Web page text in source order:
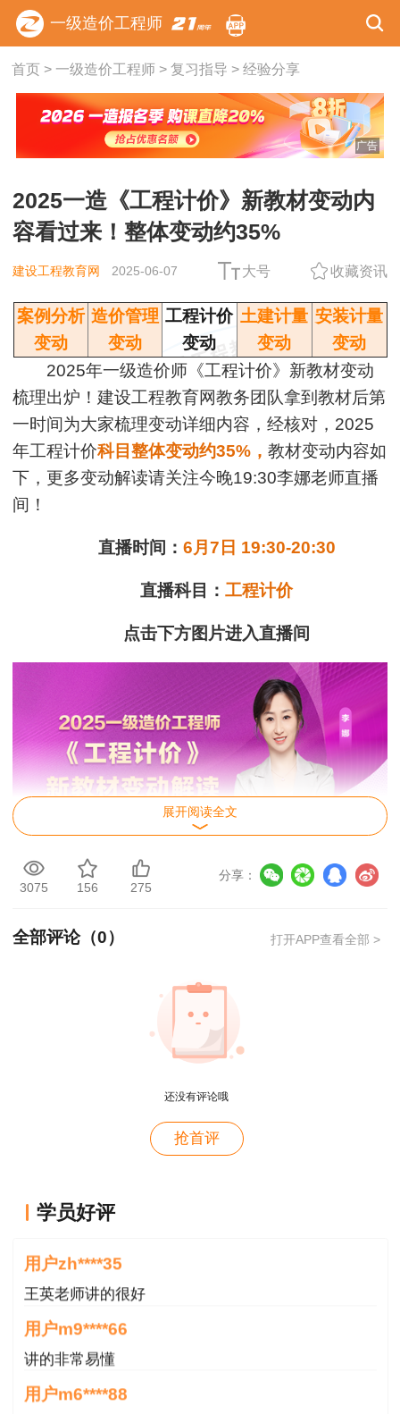
一级造价工程师
首页> 一级造价工程师> 复习指导 > 经验分享
广告
2025一造《工程计价》新教材变动内
容看过来！整体变动约35%
建设工程教育网 2025-06-07 大号 收藏资讯
案例分析
变动
造价管理
变动
工程计价
变动
土建计量
变动
安装计量
变动
2025年一级造价师《工程计价》新教材变动
梳理出炉！建设工程教育网教务团队拿到教材后第
一时间为大家梳理变动详细内容，经核对，2025
年工程计价科目整体变动约35%，教材变动内容如
下，更多变动解读请关注今晚19:30李娜老师直播
间！
直播时间： 6月7日 19:30-20:30
直播科目：工程计价
点击下方图片进入直播间
展开阅读全文
3075 156 275
分享：
全部评论（0） 打开APP查看全部 >
还没有评论哦
抢首评
学员好评
用户m1****68
用户zh****35
王英老师讲的很好
用户m9****66
讲的非常易懂
用户m6****88